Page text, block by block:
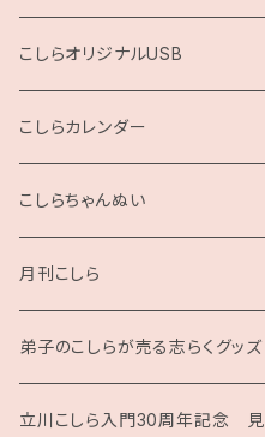
展示用A4サイズ
2L版
こしらオリジナルUSB
こしらカレンダー
2025
こしらちゃんぬい
月刊こしら
月刊こしら用ファイル
月刊こしらバックナンバーセット
弟子のこしらが売る志らくグッズ
立川こしら入門30周年記念 見